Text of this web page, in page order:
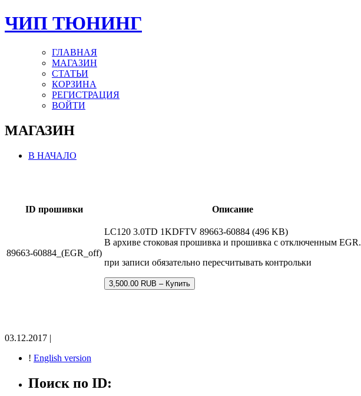
ЧИП ТЮНИНГ
ГЛАВНАЯ
МАГАЗИН
СТАТЬИ
КОРЗИНА
РЕГИСТРАЦИЯ
ВОЙТИ
МАГАЗИН
В НАЧАЛО
ID прошивки Описание
89663-60884_(EGR_off)
LC120 3.0TD 1KDFTV 89663-60884 (496 KB)
В архиве стоковая прошивка и прошивка с отключенным EGR.
при записи обязательно пересчитывать контрольки
3,500.00 RUB – Купить
03.12.2017 |
! English version
Поиск по ID: